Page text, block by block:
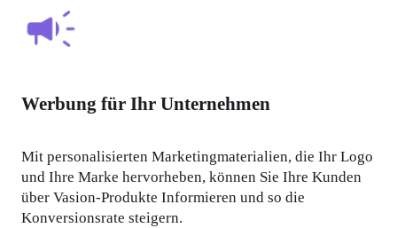
Werbung für Ihr Unternehmen
Mit personalisierten Marketingmaterialien, die Ihr Logo
und Ihre Marke hervorheben, können Sie Ihre Kunden
über Vasion-Produkte Informieren und so die
Konversionsrate steigern.